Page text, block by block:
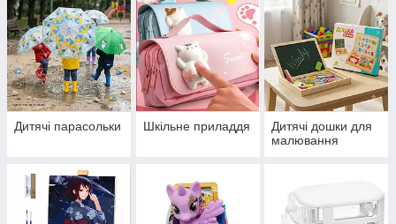
Дитячі парасольки Шкільне приладдя
Дитячі дошки для
малювання